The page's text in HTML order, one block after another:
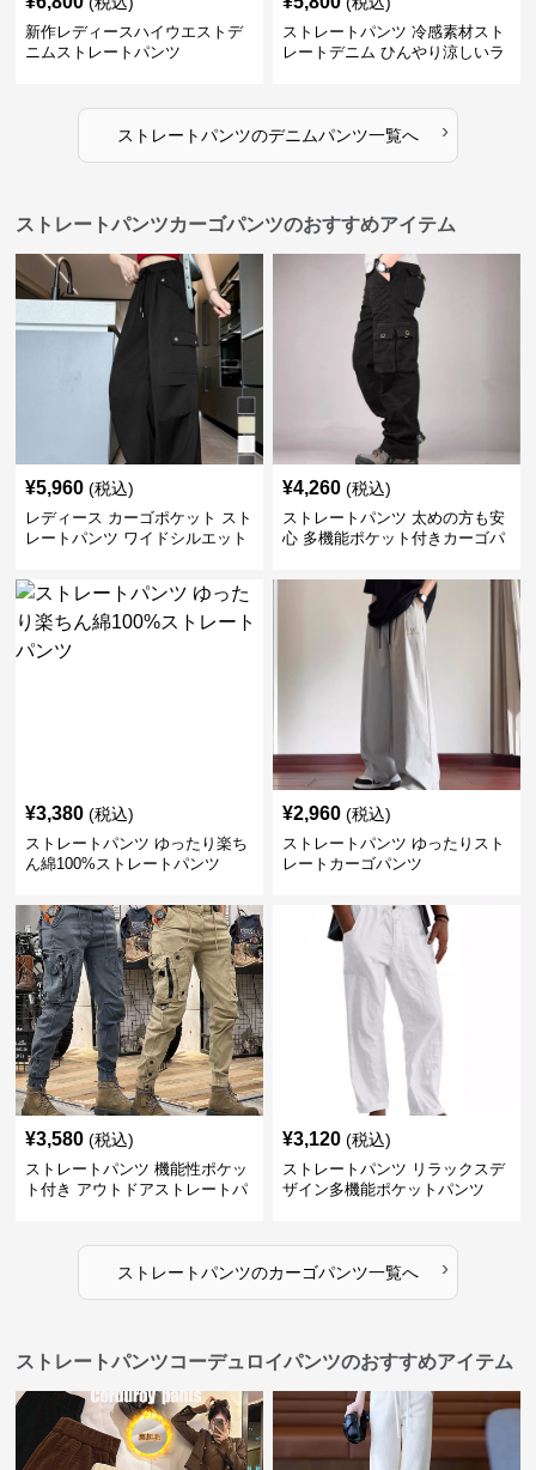
新作レディースハイウエストデ
ニムストレートパンツ
ストレートパンツ 冷感素材スト
レートデニム ひんやり涼しいラ
ストレートパンツのデニムパンツ一覧へ ›
ストレートパンツカーゴパンツのおすすめアイテム
¥5,960 (税込)
レディース カーゴポケット スト
レートパンツ ワイドシルエット
¥4,260 (税込)
ストレートパンツ 太めの方も安
心 多機能ポケット付きカーゴパ
¥3,380 (税込)
ストレートパンツ ゆったり楽ち
ん綿100%ストレートパンツ
¥2,960 (税込)
ストレートパンツ ゆったりスト
レートカーゴパンツ
¥3,580 (税込)
ストレートパンツ 機能性ポケッ
ト付き アウトドアストレートパ
¥3,120 (税込)
ストレートパンツ リラックスデ
ザイン多機能ポケットパンツ
ストレートパンツのカーゴパンツ一覧へ ›
ストレートパンツコーデュロイパンツのおすすめアイテム